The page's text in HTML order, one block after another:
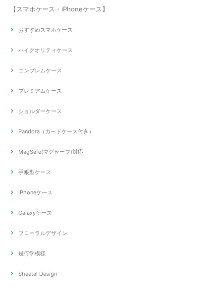
【スマホケース・iPhoneケース】
おすすめスマホケース
ハイクオリティケース
エンブレムケース
プレミアムケース
ショルダーケース
Pandora（カードケース付き）
MagSafe(マグセーフ)対応
手帳型ケース
iPhoneケース
Galaxyケース
フローラルデザイン
幾何学模様
Sheetal Design